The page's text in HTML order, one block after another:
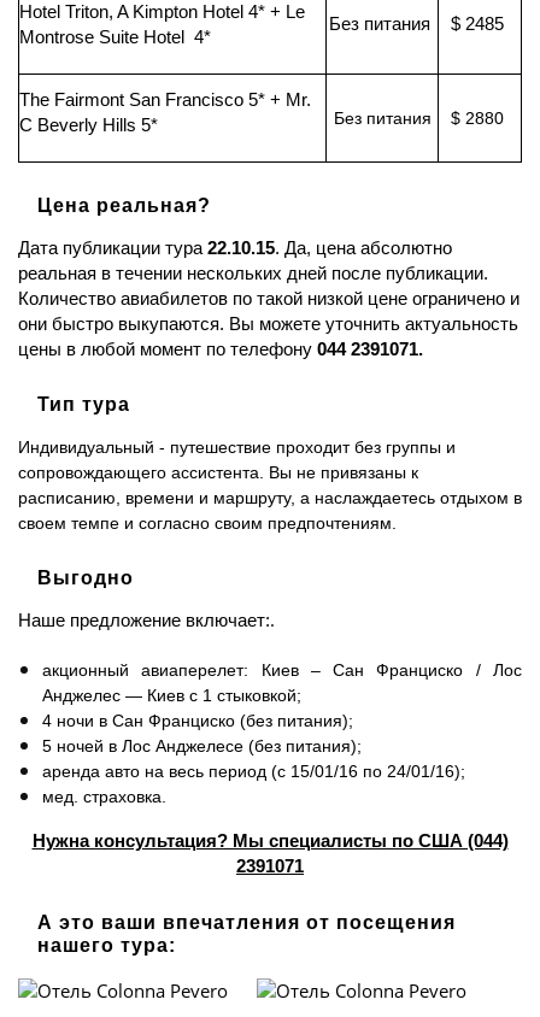
Hotel Triton, A Kimpton Hotel 4* + Le
Montrose Suite Hotel 4*
Без питания $ 2485
The Fairmont San Francisco 5* + Mr.
C Beverly Hills 5*
Без питания $ 2880
Цена реальная?
Дата публикации тура 22.10.15. Да, цена абсолютно
реальная в течении нескольких дней после публикации.
Количество авиабилетов по такой низкой цене ограничено и
они быстро выкупаются. Вы можете уточнить актуальность
цены в любой момент по телефону 044 2391071.
Тип тура
Индивидуальный - путешествие проходит без группы и
сопровождающего ассистента. Вы не привязаны к
расписанию, времени и маршруту, а наслаждаетесь отдыхом в
своем темпе и согласно своим предпочтениям.
Выгодно
Наше предложение включает:.
акционный авиаперелет: Киев – Сан Франциско / Лос
Анджелес — Киев с 1 стыковкой;
4 ночи в Сан Франциско (без питания);
5 ночей в Лос Анджелесе (без питания);
аренда авто на весь период (с 15/01/16 по 24/01/16);
мед. страховка.
Нужна консультация? Мы специалисты по США (044)
2391071
​А это ваши впечатления от посещения
нашего тура: